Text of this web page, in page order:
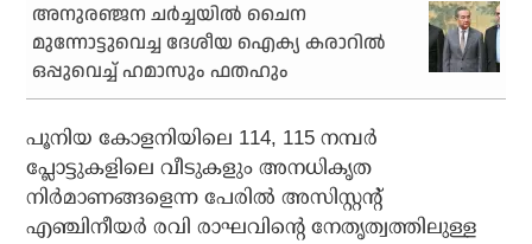
അനുരഞ്ജന ചര്‍ച്ചയില്‍ ചൈന
മുന്നോട്ടുവെച്ച ദേശീയ ഐക്യ കരാറില്‍
ഒപ്പുവെച്ച് ഹമാസും ഫതഹും
പൂനിയ കോളനിയിലെ 114, 115 നമ്പർ
പ്ലോട്ടുകളിലെ വീടുകളും അനധികൃത
നിർമാണങ്ങളെന്ന പേരിൽ അസിസ്റ്റൻ്റ്
എഞ്ചിനീയർ രവി രാഘവിൻ്റെ നേതൃത്വത്തിലുള്ള